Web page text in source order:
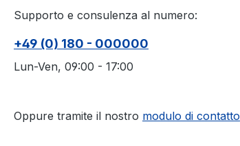
Supporto e consulenza al numero:
+49 (0) 180 - 000000
Lun-Ven, 09:00 - 17:00
Oppure tramite il nostro modulo di contatto